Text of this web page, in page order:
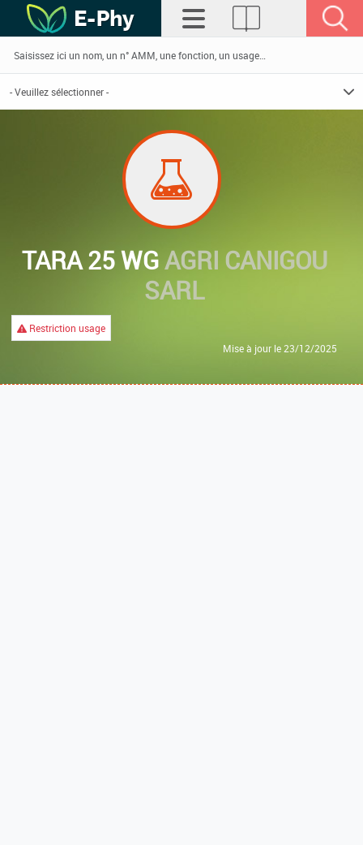
TARA 25 WGAGRI CANIGOU
SARL
Restriction usage
Mise à jour le 23/12/2025